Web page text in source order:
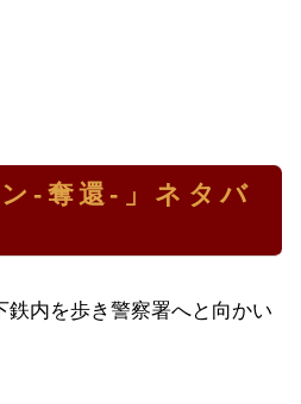
-奪還-」ネタバ
鉄内を歩き警察署へと向かい